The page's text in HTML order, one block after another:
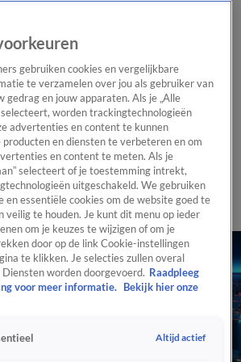
Regionieuws Het beste van Hart
Tip de
WeerTip de redactiePanelVideo's
gebruiken cookies en vergelijkbare
te verzamelen over jou als gebruiker van
gedrag en jouw apparaten. Als je „Alle
selecteert, worden trackingtechnologieën
advertenties en content te kunnen
producten en diensten te verbeteren en om
en content te meten. Als je
selecteert of je toestemming intrekt,
uitgeschakeld. We gebruiken
en essentiële cookies om de website goed te
veilig te houden. Je kunt dit menu op ieder
om je keuzes te wijzigen of om je
door op de link Cookie-instellingen
te klikken. Je selecties zullen overal
worden doorgevoerd. Raadpleeg
voor meer informatie.
Bekijk hier onze
Altijd actief